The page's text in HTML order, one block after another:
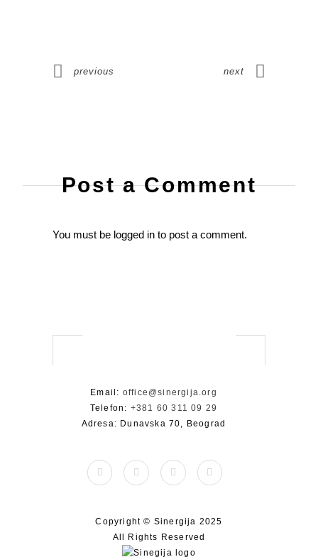
previous next
Post a Comment
You must be logged in to post a comment.
Email: office@sinergija.org
Telefon: +381 60 311 09 29
Adresa: Dunavska 70, Beograd
Copyright © Sinergija 2025
All Rights Reserved